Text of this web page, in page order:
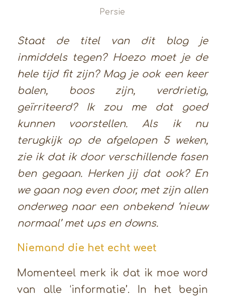
Persie
Staat de titel van dit blog je
inmiddels tegen? Hoezo moet je de
hele tijd fit zijn? Mag je ook een keer
balen, boos zijn, verdrietig,
geïrriteerd? Ik zou me dat goed
kunnen voorstellen. Als ik nu
terugkijk op de afgelopen 5 weken,
zie ik dat ik door verschillende fasen
ben gegaan. Herken jij dat ook? En
we gaan nog even door, met zijn allen
onderweg naar een onbekend ‘nieuw
normaal’ met ups en downs.
Niemand die het echt weet
Momenteel merk ik dat ik moe word
van alle ‘informatie’. In het begin